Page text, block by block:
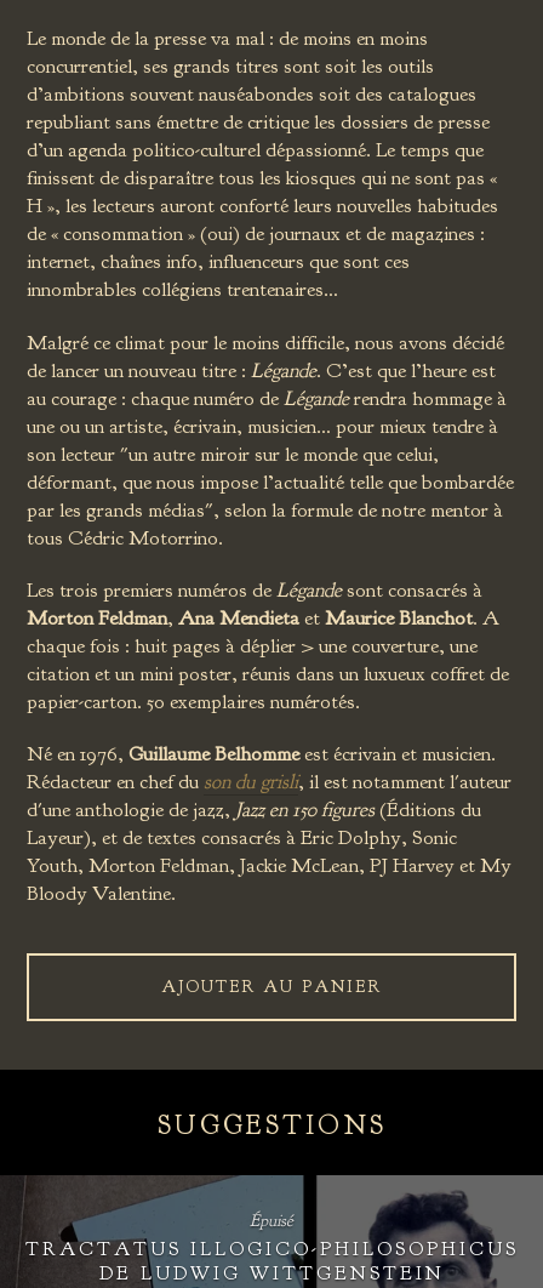
Le monde de la presse va mal : de moins en moins
concurrentiel, ses grands titres sont soit les outils
d’ambitions souvent nauséabondes soit des catalogues
republiant sans émettre de critique les dossiers de presse
d’un agenda politico-culturel dépassionné. Le temps que
finissent de disparaître tous les kiosques qui ne sont pas «
H », les lecteurs auront conforté leurs nouvelles habitudes
de « consommation » (oui) de journaux et de magazines :
internet, chaînes info, influenceurs que sont ces
innombrables collégiens trentenaires…
Malgré ce climat pour le moins difficile, nous avons décidé
de lancer un nouveau titre :Légande. C’est que l’heure est
au courage : chaque numéro deLéganderendra hommage à
une ou un artiste, écrivain, musicien… pour mieux tendre à
son lecteur "un autre miroir sur le monde que celui,
déformant, que nous impose l’actualité telle que bombardée
par les grands médias", selon la formule de notre mentor à
tous Cédric Motorrino.
Les trois premiers numéros deLégandesont consacrés à
Morton Feldman,Ana MendietaetMaurice Blanchot. A
chaque fois : huit pages à déplier > une couverture, une
citation et un mini poster, réunis dans un luxueux coffret de
papier-carton. 50 exemplaires numérotés.
Né en 1976,Guillaume Belhommeest écrivain et musicien.
Rédacteur en chef du son du grisli, il est notamment l'auteur
d'une anthologie de jazz, Jazz en 150 figures(Éditions du
Layeur), et de textes consacrés à Eric Dolphy, Sonic
Youth, Morton Feldman, Jackie McLean, PJ Harvey et My
Bloody Valentine.
AJOUTER AU PANIER
SUGGESTIONS
TRACTATUS ILLOGICO-PHILOSOPHICUS
DE LUDWIG WITTGENSTEIN
Épuisé